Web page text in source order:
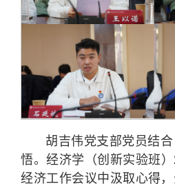
胡吉伟党支部党员结
悟。经济学（创新实验班
经济工作会议中汲取心得